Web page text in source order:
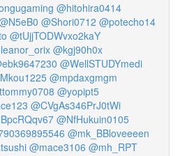
@hitohira0414
@Shori0712 @potecho14
@tUjjTODWvxo2kaY
@kgj90h0x
@WellSTUDYmedi
@mpdaxgmgm
@yopipt5
@CVgAs346PrJ0tWi
@NfHukuin0105
@mk_BBloveeeen
@mace3106 @mh_RPT